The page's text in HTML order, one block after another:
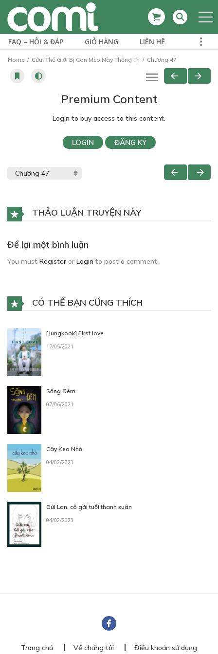
FAQ – HỎI & ĐÁP GIỎ HÀNG LIÊN HỆ
Home Cứu! Thế Giới Bị Con Mèo Này Thống Trị Chương 47
Premium Content
Login to buy access to this content.
LOGIN ĐĂNG KÝ
THẢO LUẬN TRUYỆN NÀY
Để lại một bình luận
You must Register or Login to post a comment.
CÓ THỂ BẠN CŨNG THÍCH
[Jungkook] First love
17/05/2021
Sống Đêm
07/06/2021
Cây Keo Nhỏ
04/02/2023
Gửi Lan, cô gái tuổi thanh xuân
04/02/2023
Trang chủ Về chúng tôi Điều khoản sử dụng